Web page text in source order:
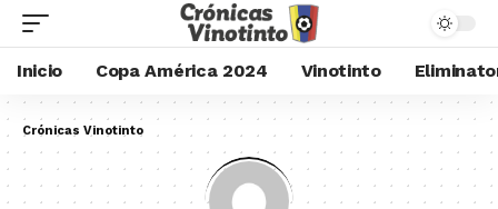
Inicio Copa América 2024 Vinotinto
Crónicas Vinotinto